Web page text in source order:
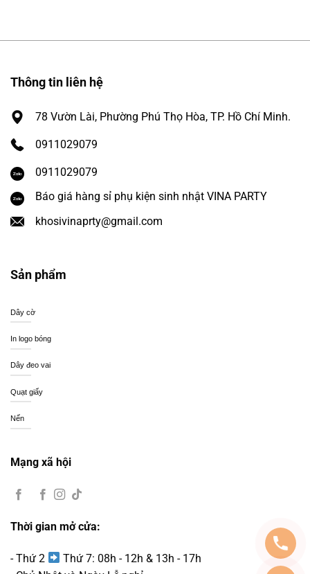
Thông tin liên hệ
78 Vườn Lài, Phường Phú Thọ Hòa, TP. Hồ Chí Minh.
0911029079
0911029079
Báo giá hàng sỉ phụ kiện sinh nhật VINA PARTY
khosivinaprty@gmail.com
Sản phẩm
Dây cờ
In logo bóng
Dây đeo vai
Quạt giấy
Nến
Mạng xã hội
Thời gian mở cửa:
- Thứ 2
Thứ 7: 08h - 12h & 13h - 17h